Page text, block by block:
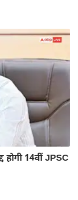
होगी 14वीं JPSC